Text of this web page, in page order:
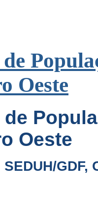
Oeste
Oeste
GDF,